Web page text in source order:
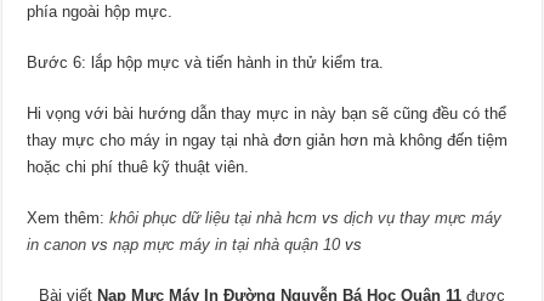
phía ngoài hộp mực.
Bước 6: lắp hộp mực và tiến hành in thử kiểm tra.
Hi vọng với bài hướng dẫn thay mực in này bạn sẽ cũng đều có thể
thay mực cho máy in ngay tại nhà đơn giản hơn mà không đến tiệm
hoặc chi phí thuê kỹ thuật viên.
Xem thêm:khôi phục dữ liệu tại nhà hcm vsdịch vụ thay mực máy
in canon vsnạp mực máy in tại nhà quận 10 vs
Bài viết Nạp Mực Máy In Đường Nguyễn Bá Học Quận 11được